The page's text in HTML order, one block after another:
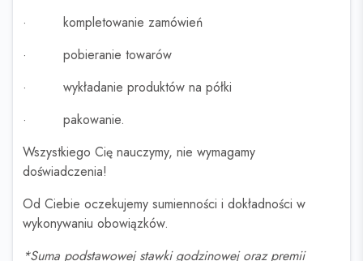
· kompletowanie zamówień
· pobieranie towarów
· wykładanie produktów na półki
· pakowanie.
Wszystkiego Cię nauczymy, nie wymagamy
doświadczenia!
Od Ciebie oczekujemy sumienności i dokładności w
wykonywaniu obowiązków.
*Suma podstawowej stawki godzinowej oraz premii